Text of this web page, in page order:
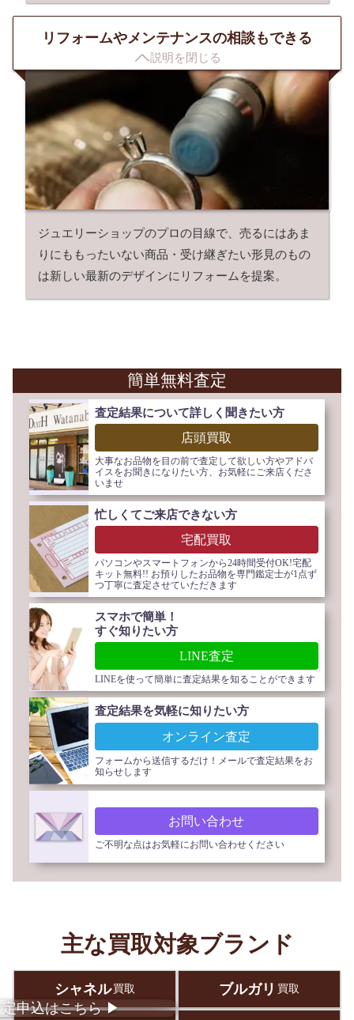
リフォームやメンテナンスの相談もできる
説明を閉じる
ジュエリーショップのプロの目線で、売るにはあま
りにももったいない商品・受け継ぎたい形見のもの
は新しい最新のデザインにリフォームを提案。
簡単無料査定
査定結果について詳しく聞きたい方
店頭買取
大事なお品物を目の前で査定して欲しい方やアドバ
イスをお聞きになりたい方、お気軽にご来店くださ
いませ
忙しくてご来店できない方
宅配買取
パソコンやスマートフォンから24時間受付OK!宅配
キット無料!! お預りしたお品物を専門鑑定士が1点ず
つ丁寧に査定させていただきます
スマホで簡単！
すぐ知りたい方
LINE査定
LINEを使って簡単に査定結果を知ることができます
査定結果を気軽に知りたい方
オンライン査定
フォームから送信するだけ！メールで査定結果をお
知らせします
お問い合わせ
ご不明な点はお気軽にお問い合わせください
主な買取対象ブランド
シャネル 買取 ブルガリ 買取
申込はこちら▶︎